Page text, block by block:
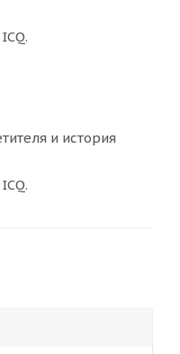
и история